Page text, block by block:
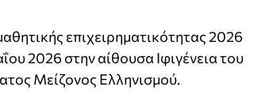
επιχειρηματικότητας 2026
2026 στην αίθουσα Ιφιγένεια του
Μείζονος Ελληνισμού.